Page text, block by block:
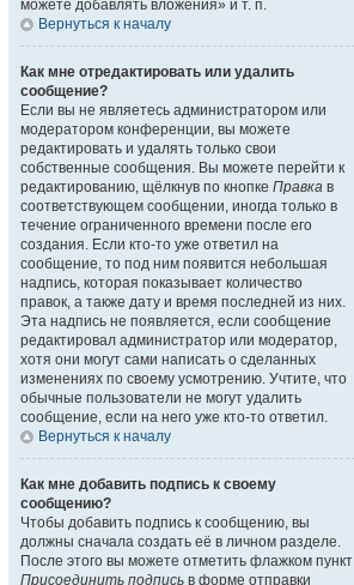
можете добавлять вложения» и т. п.
Вернуться к началу
Как мне отредактировать или удалить
сообщение?
Если вы не являетесь администратором или
модератором конференции, вы можете
редактировать и удалять только свои
собственные сообщения. Вы можете перейти к
редактированию, щёлкнув по кнопке Правка в
соответствующем сообщении, иногда только в
течение ограниченного времени после его
создания. Если кто-то уже ответил на
сообщение, то под ним появится небольшая
надпись, которая показывает количество
правок, а также дату и время последней из них.
Эта надпись не появляется, если сообщение
редактировал администратор или модератор,
хотя они могут сами написать о сделанных
изменениях по своему усмотрению. Учтите, что
обычные пользователи не могут удалить
сообщение, если на него уже кто-то ответил.
Вернуться к началу
Как мне добавить подпись к своему
сообщению?
Чтобы добавить подпись к сообщению, вы
должны сначала создать её в личном разделе.
После этого вы можете отметить флажком пункт
Присоединить подпись в форме отправки